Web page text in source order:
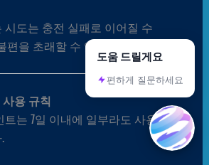
도는 충전 실패로 이어질 수
편을 초래할 수 있습니다.
용 규칙
는 7일 이내에 일부라도 사용해야
도움 드릴게요
편하게 질문하세요